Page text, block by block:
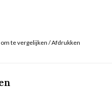
te vergelijken /Afdrukken